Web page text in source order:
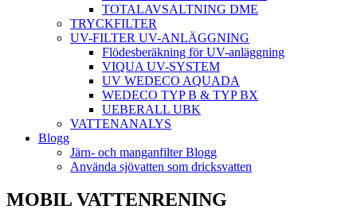
TOTALAVSALTNING DME
TRYCKFILTER
UV-FILTER UV-ANLÄGGNING
Flödesberäkning för UV-anläggning
VIQUA UV-SYSTEM
UV WEDECO AQUADA
WEDECO TYP B & TYP BX
UEBERALL UBK
VATTENANALYS
Blogg
Järn- och manganfilter Blogg
Använda sjövatten som dricksvatten
MOBIL VATTENRENING